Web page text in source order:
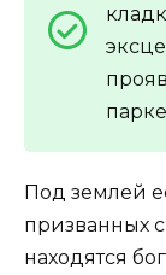
Под землей
призванных
находятся